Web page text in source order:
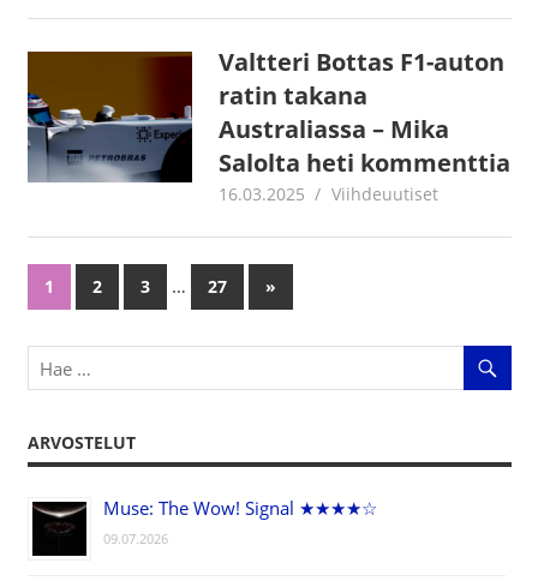
Valtteri Bottas F1-auton
ratin takana
Australiassa – Mika
Salolta heti kommenttia
16.03.2025 Juha Kaunisto
Viihdeuutiset
Artikkelien
selaus
1 2 3 … 27
Next
Posts
»
ARVOSTELUT
Muse: The Wow! Signal ★★★★☆
09.07.2026